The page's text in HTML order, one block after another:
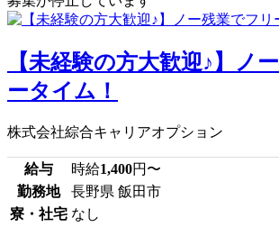
【未経験の方大歓迎♪】ノ
ータイム！
株式会社綜合キャリアオプション
給与 時給1,400円〜
勤務地
長野県 飯田市
寮・社宅 なし